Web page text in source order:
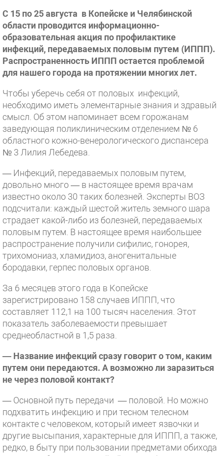
С 15 по 25 августа в Копейске и Челябинской
области проводится информационно-
образовательная акция по профилактике
инфекций, передаваемых половым путем (ИППП).
Распространенность ИППП остается проблемой
для нашего города на протяжении многих лет.
Чтобы уберечь себя от половых инфекций,
необходимо иметь элементарные знания и здравый
смысл. Об этом напоминает всем горожанам
заведующая поликлиническим отделением № 6
областного кожно-венерологического диспансера
№ 3 Лилия Лебедева.
— Инфекций, передаваемых половым путем,
довольно много — в настоящее время врачам
известно около 30 таких болезней. Эксперты ВОЗ
подсчитали: каждый шестой житель земного шара
страдает какой-либо из болезней, передаваемых
половым путем. В настоящее время наибольшее
распространение получили сифилис, гонорея,
трихомониаз, хламидиоз, аногенитальные
бородавки, герпес половых органов.
За 6 месяцев этого года в Копейске
зарегистрировано 158 случаев ИППП, что
составляет 112,1 на 100 тысяч населения. Этот
показатель заболеваемости превышает
среднеобластной в 1,5 раза.
— Название инфекций сразу говорит о том, каким
путем они передаются. А возможно ли заразиться
не через половой контакт?
— Основной путь передачи — половой. Но можно
подхватить инфекцию и при тесном телесном
контакте с человеком, который имеет язвочки и
другие высыпания, характерные для ИППП, а также,
редко, в быту при пользовании предметами обихода